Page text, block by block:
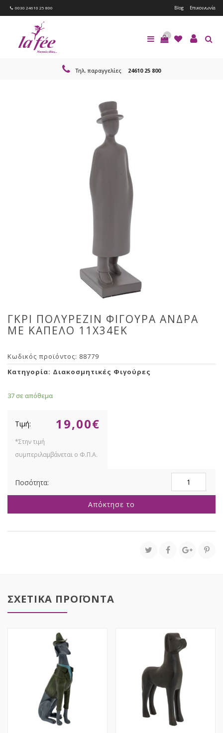
0030 24610 25 800 Blog Επικοινωνία
0
Τηλ. παραγγελίες 24610 25 800
ΓΚΡΙ ΠΟΛΥΡΕΖΙΝ ΦΙΓΟΥΡΑ ΑΝΔΡΑ
ΜΕ ΚΑΠΕΛΟ 11Χ34ΕΚ
Κωδικός προϊόντος: 88779
Κατηγορία: Διακοσμητικές Φιγούρες
37 σε απόθεμα
19,00€
ΠΟΛΥΡΕΖΙΝ
ΦΙΓΟΥΡΑ
ΜΕ
ποσότητα
Απόκτησε το
ΣΧΕΤΙΚΑ ΠΡΟΪΟΝΤΑ